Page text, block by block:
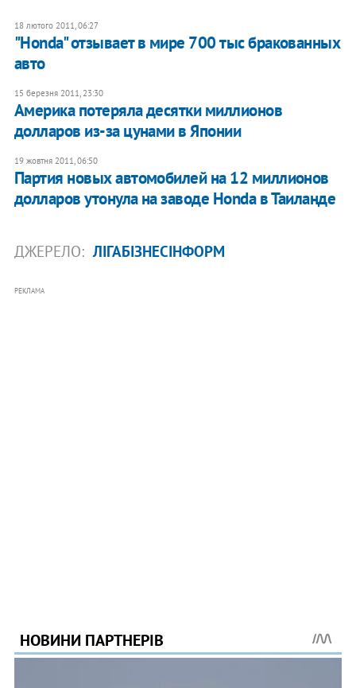
18 лютого 2011, 06:27
"Honda" отзывает в мире 700 тыс бракованных
авто
15 березня 2011, 23:30
Америка потеряла десятки миллионов
долларов из-за цунами в Японии
19 жовтня 2011, 06:50
Партия новых автомобилей на 12 миллионов
долларов утонула на заводе Honda в Таиланде
ДЖЕРЕЛО: ЛІГАБІЗНЕСІНФОРМ
РЕКЛАМА